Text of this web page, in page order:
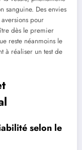
sanguine. Des envies
pour
dès le premier
reste néanmoins le
à réaliser un test de
selon le